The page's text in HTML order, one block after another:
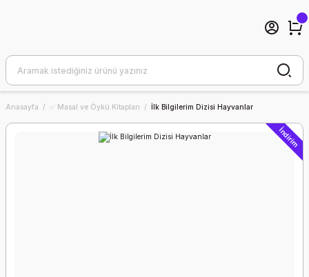
Anasayfa ✅ Masal ve Öykü Kitapları İlk Bilgilerim Dizisi Hayvanlar
İndirim